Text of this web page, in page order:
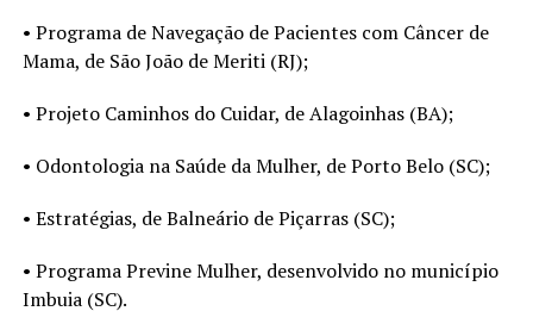
• Programa de Navegação de Pacientes com Câncer de
Mama, de São João de Meriti (RJ);
• Projeto Caminhos do Cuidar, de Alagoinhas (BA);
• Odontologia na Saúde da Mulher, de Porto Belo (SC);
• Estratégias, de Balneário de Piçarras (SC);
• Programa Previne Mulher, desenvolvido no município
Imbuia (SC).